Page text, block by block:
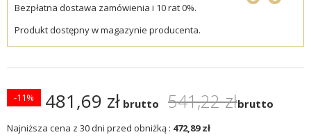
Bezpłatna dostawa zamówienia i 10 rat 0%.
Produkt dostępny w magazynie producenta.
481,69 zł brutto 541,22 złbrutto
-11%
Najniższa cena z 30 dni przed obniżką : 472,89 zł